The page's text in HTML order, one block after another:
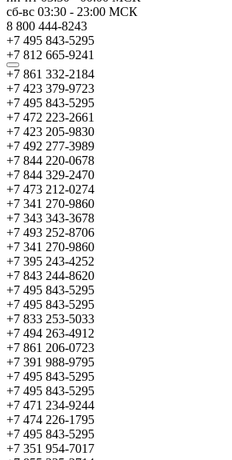
сб-вс 03:30 - 23:00 МСК
8 800 444-8243
+7 495 843-5295
+7 812 665-9241
+7 861 332-2184
+7 423 379-9723
+7 495 843-5295
+7 472 223-2661
+7 423 205-9830
+7 492 277-3989
+7 844 220-0678
+7 844 329-2470
+7 473 212-0274
+7 341 270-9860
+7 343 343-3678
+7 493 252-8706
+7 341 270-9860
+7 395 243-4252
+7 843 244-8620
+7 495 843-5295
+7 495 843-5295
+7 833 253-5033
+7 494 263-4912
+7 861 206-0723
+7 391 988-9795
+7 495 843-5295
+7 495 843-5295
+7 471 234-9244
+7 474 226-1795
+7 495 843-5295
+7 351 954-7017